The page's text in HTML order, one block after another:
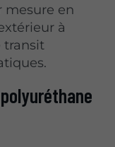
mesure en
à
transit